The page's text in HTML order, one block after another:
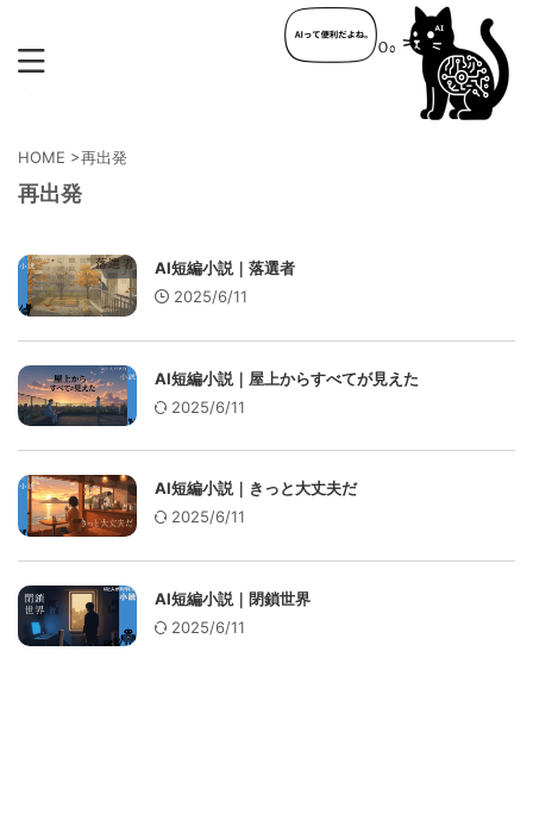
HOME >再出発
再出発
AI短編小説｜落選者
2025/6/11
AI短編小説｜屋上からすべてが見えた
2025/6/11
AI短編小説｜きっと大丈夫だ
2025/6/11
AI短編小説｜閉鎖世界
2025/6/11